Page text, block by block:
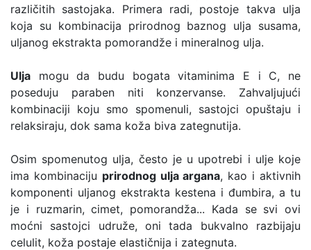
različitih sastojaka. Primera radi, postoje takva ulja
koja su kombinacija prirodnog baznog ulja susama,
uljanog ekstrakta pomorandže i mineralnog ulja.
Ulja mogu da budu bogata vitaminima E i C, ne
poseduju paraben niti konzervanse. Zahvaljujući
kombinaciji koju smo spomenuli, sastojci opuštaju i
relaksiraju, dok sama koža biva zategnutija.
Osim spomenutog ulja, često je u upotrebi i ulje koje
ima kombinaciju prirodnog ulja argana, kao i aktivnih
komponenti uljanog ekstrakta kestena i đumbira, a tu
je i ruzmarin, cimet, pomorandža... Kada se svi ovi
moćni sastojci udruže, oni tada bukvalno razbijaju
celulit, koža postaje elastičnija i zategnuta.